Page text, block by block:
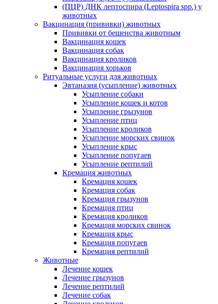
(ПЦР) ДНК лептоспира (Leptospira spp.) у
животных
Вакцинация (прививки) животных
Прививки от бешенства животным
Вакцинация кошек
Вакцинация собак
Вакцинация кроликов
Вакцинация хорьков
Ритуальные услуги для животных
Эвтаназия (усыпление) животных
Усыпление собаки
Усыпление кошек и котов
Усыпление грызунов
Усыпление птиц
Усыпление кроликов
Усыпление морских свинок
Усыпление крыс
Усыпление попугаев
Усыпление рептилий
Кремация животных
Кремация кошек
Кремация собак
Кремация грызунов
Кремация птиц
Кремация кроликов
Кремация морских свинок
Кремация крыс
Кремация попугаев
Кремация рептилий
Животные
Лечение кошек
Лечение грызунов
Лечение рептилий
Лечение собак